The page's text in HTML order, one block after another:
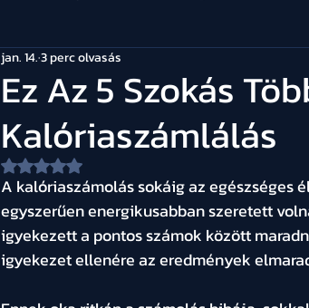
Ez Az 5 Szokás
Kalóriaszámlálás
jan. 14.3 perc olvasás
NaN csillagot kapott az 5-ből.
A kalóriaszámolás sokáig az
egyszerűen energikusabban szeretett
igyekezett a pontos számok között
igyekezet ellenére az eredmények